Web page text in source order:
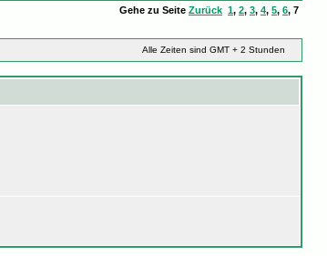
Gehe zu Seite Zurück 1, 2, 3, 4, 5, 6, 7
Alle Zeiten sind GMT + 2 Stunden